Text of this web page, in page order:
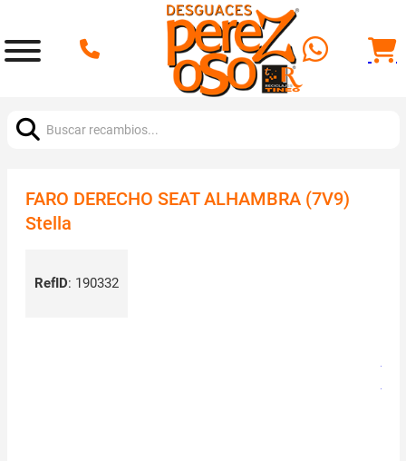
FARO DERECHO SEAT ALHAMBRA (7V9)
Stella
RefID: 190332